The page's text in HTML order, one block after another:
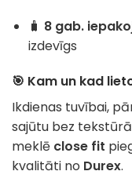
🧳 8 gab.
izdevīgs
🎯 Kam un kad
Ikdienas tuvībai,
sajūtu bez
meklē close fit
kvalitāti no Durex.